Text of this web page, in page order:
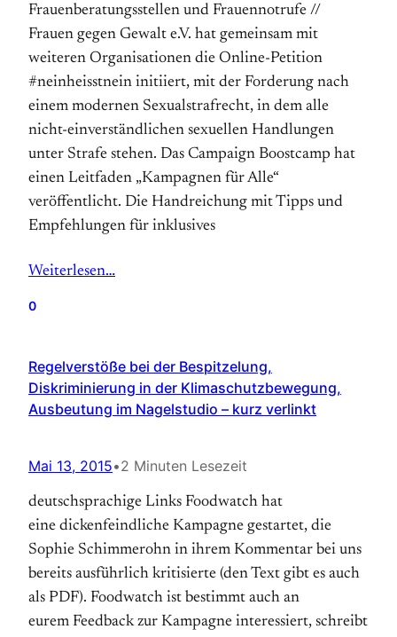
Frauenberatungsstellen und Frauennotrufe //
Frauen gegen Gewalt e.V. hat gemeinsam mit
weiteren Organisationen die Online-Petition
#neinheisstnein initiiert, mit der Forderung nach
einem modernen Sexualstrafrecht, in dem alle
nicht-einverständlichen sexuellen Handlungen
unter Strafe stehen. Das Campaign Boostcamp hat
einen Leitfaden „Kampagnen für Alle“
veröffentlicht. Die Handreichung mit Tipps und
Empfehlungen für inklusives
Weiterlesen…
0
Regelverstöße bei der Bespitzelung,
Diskriminierung in der Klimaschutzbewegung,
Ausbeutung im Nagelstudio – kurz verlinkt
Mai 13, 2015•2 Minuten Lesezeit
deutschsprachige Links Foodwatch hat
eine dickenfeindliche Kampagne gestartet, die
Sophie Schimmerohn in ihrem Kommentar bei uns
bereits ausführlich kritisierte (den Text gibt es auch
als PDF). Foodwatch ist bestimmt auch an
eurem Feedback zur Kampagne interessiert, schreibt